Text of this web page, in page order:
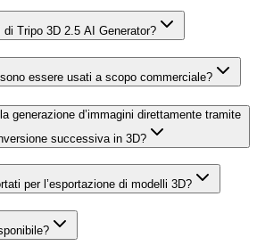
Tripo 3D 2.5 AI Generator?
essere usati a scopo commerciale?
generazione d’immagini direttamente tramite
successiva in 3D?
per l’esportazione di modelli 3D?